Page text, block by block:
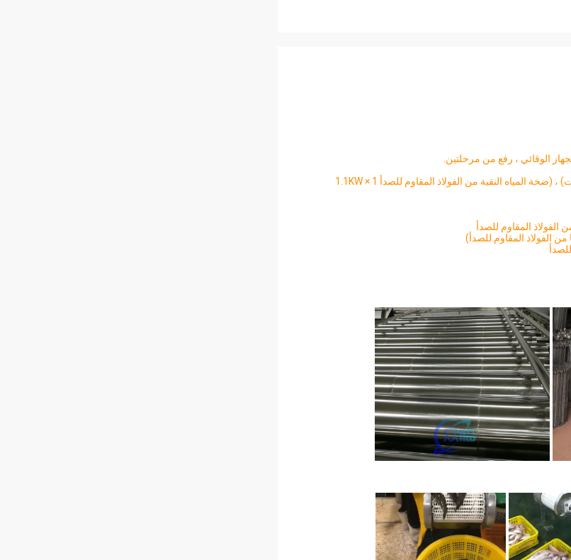
(5) الطاقة: (1.5KW × 1 مجموعة) ، (0.4KW × 2 مجموعات) ، (0.755KW × 2 مجموعات) ، (ضخة المياه النقية من الفولاذ المقاوم للصدأ 1.1KW × 1